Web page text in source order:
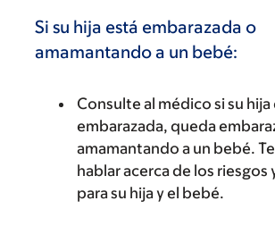
Si su hija está embarazada o
amamantando a un bebé:
Consulte al médico si su hija
embarazada, queda
amamantando a un bebé.
hablar acerca de los riesgos
para su hija y el bebé.